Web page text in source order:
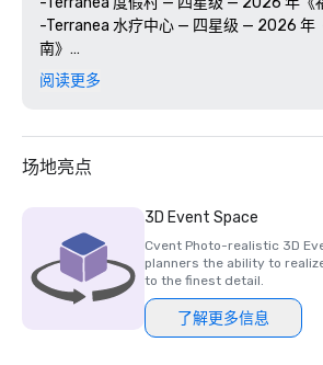
-Terranea 水疗中心 — 四星级 — 2026 年
南》
-Mar'sel — 四星级 — 2026 年《福布斯旅
-“加州 15 个最受欢迎的度假村” — 旅行
界最佳大奖
阅读更多
场地亮点
3D Event Space
Cvent Photo-realistic 3D
planners the ability to
to the finest detail.
了解更多信息